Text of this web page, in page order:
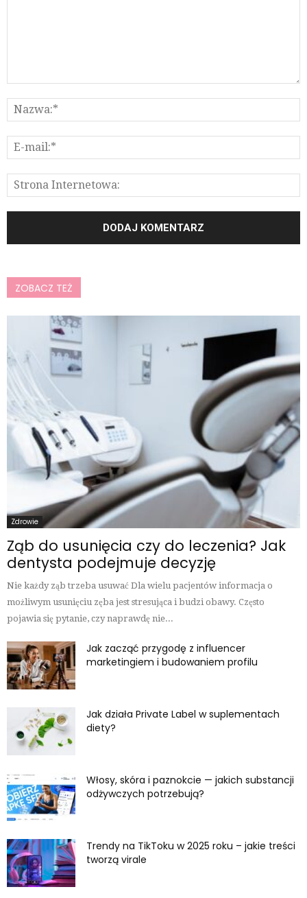
ZOBACZ TEŻ
Zdrowie
Ząb do usunięcia czy do leczenia? Jak
dentysta podejmuje decyzję
Nie każdy ząb trzeba usuwać Dla wielu pacjentów informacja o
możliwym usunięciu zęba jest stresująca i budzi obawy. Często
pojawia się pytanie, czy naprawdę nie...
Jak zacząć przygodę z influencer
marketingiem i budowaniem profilu
Jak działa Private Label w suplementach
diety?
Włosy, skóra i paznokcie — jakich substancji
odżywczych potrzebują?
Trendy na TikToku w 2025 roku – jakie treści
tworzą virale